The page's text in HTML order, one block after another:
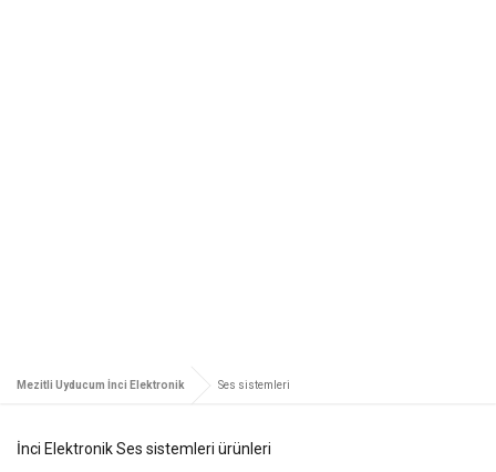
Mezitli Uyducum İnci Elektronik Ses sistemleri
İnci Elektronik Ses sistemleri ürünleri